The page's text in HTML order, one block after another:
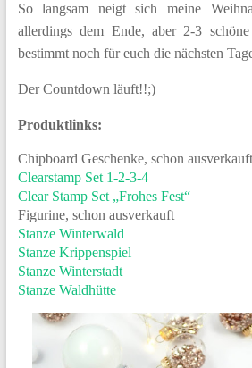
So langsam neigt sich meine
allerdings dem Ende, aber 2-3
bestimmt noch für euch die nächsten
Der Countdown läuft!!;)
Produktlinks:
Chipboard Geschenke, schon ausverkauft
Clearstamp Set 1-2-3-4
Clear Stamp Set „Frohes Fest“
Figurine, schon ausverkauft
Stanze Winterwald
Stanze Krippenspiel
Stanze Winterstadt
Stanze Waldhütte